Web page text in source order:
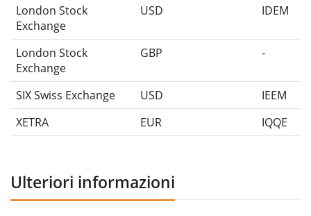
London Stock
Exchange
USD IDEM
London Stock
Exchange
GBP -
SIX Swiss Exchange USD
IEEM
XETRA
EUR IQQE
Ulteriori informazioni